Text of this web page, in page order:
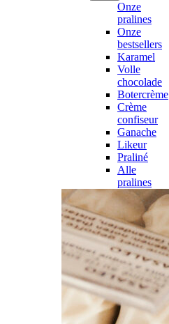
Onze
pralines
Onze
bestsellers
Karamel
Volle
chocolade
Botercrème
Crème
confiseur
Ganache
Likeur
Praliné
Alle
pralines